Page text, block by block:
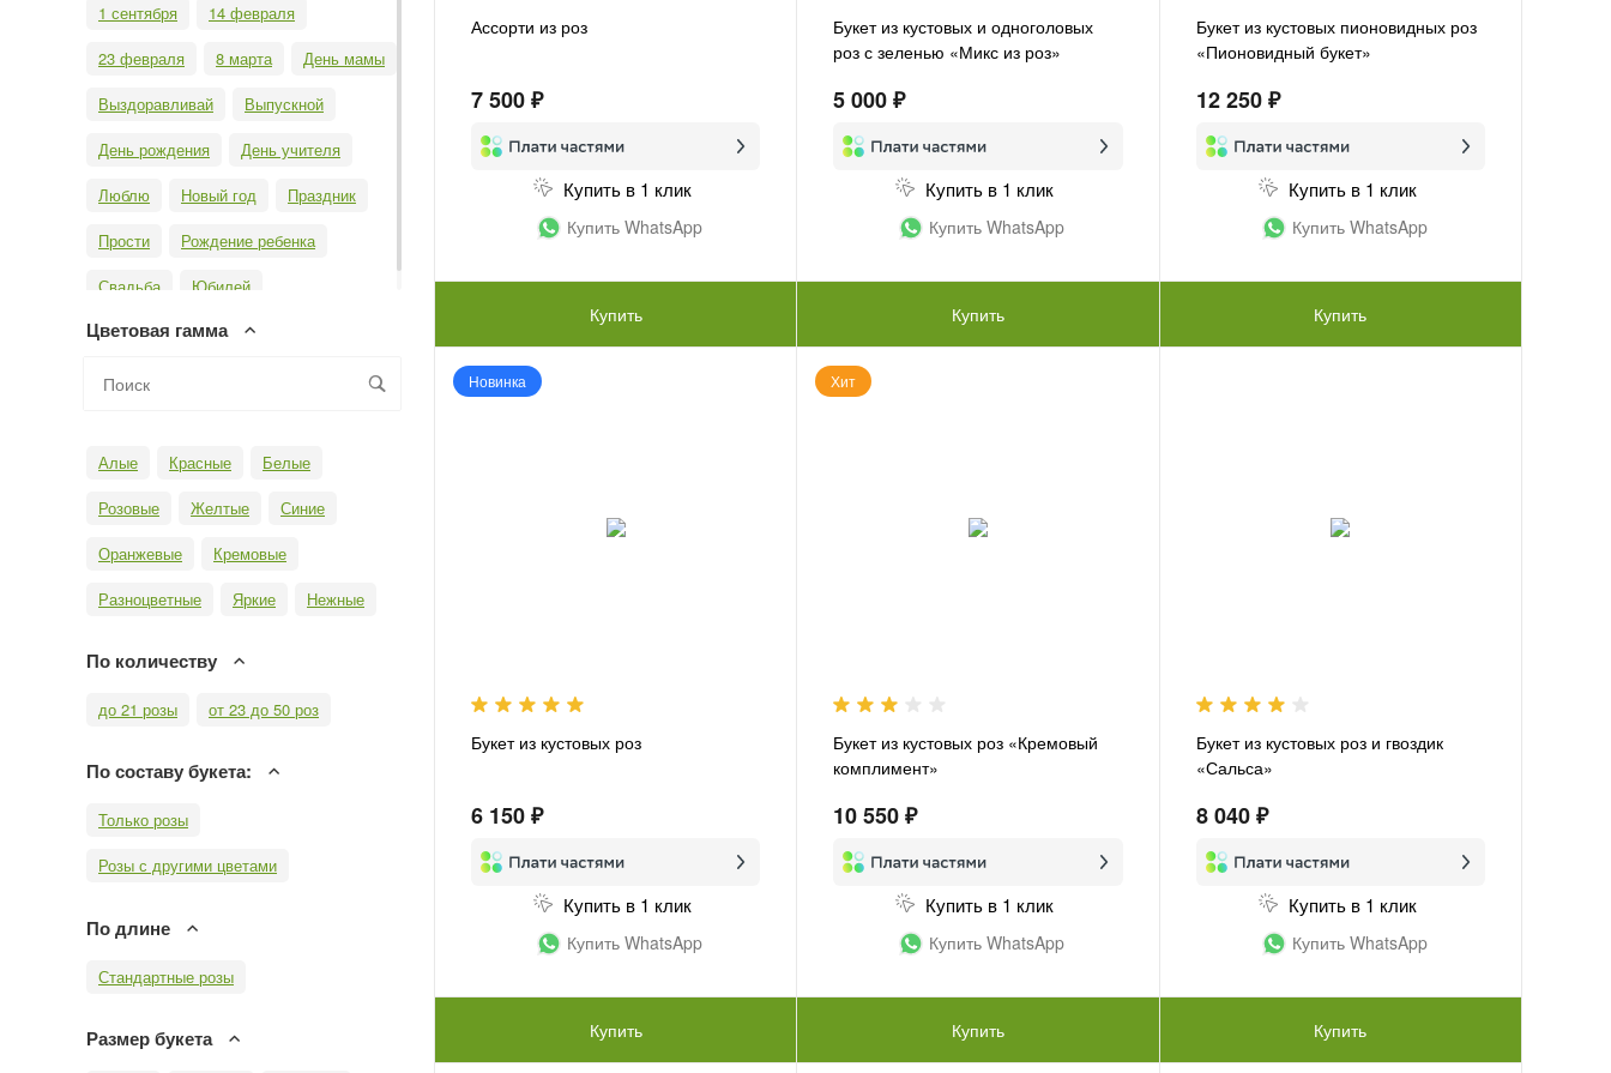
1 сентября
14 февраля
23 февраля
8 марта
День мамы
Выздоравливай
Выпускной
День рождения
День учителя
Люблю
Новый год
Праздник
Прости
Рождение ребенка
Свадьба
Юбилей
Цветовая гамма
Алые Красные
Белые
Розовые
Желтые
Синие
Оранжевые
Кремовые
Разноцветные
Яркие Нежные
По количеству
до 21 розы от 23 до 50 роз
По составу букета:
Только розы
Розы с другими цветами
По длине
Стандартные розы
Размер букета
Ассорти из роз
7 500 ₽
Купить в 1 клик
Купить WhatsApp
Купить
Букет из кустовых и одноголовых
роз с зеленью «Микс из роз»
5 000 ₽
Купить в 1 клик
Купить WhatsApp
Купить
Букет из кустовых пионовидных роз
«Пионовидный букет»
12 250 ₽
Купить в 1 клик
Купить WhatsApp
Купить
Новинка
Букет из кустовых роз
6 150 ₽
Купить в 1 клик
Купить WhatsApp
Купить
Хит
Букет из кустовых роз «Кремовый
комплимент»
10 550 ₽
Купить в 1 клик
Купить WhatsApp
Купить
Букет из кустовых роз и гвоздик
«Сальса»
8 040 ₽
Купить в 1 клик
Купить WhatsApp
Купить